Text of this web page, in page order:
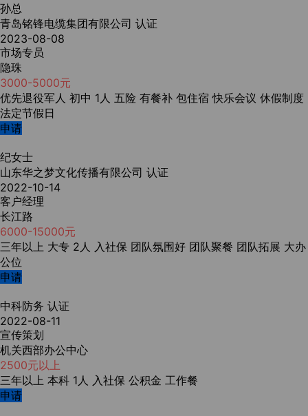
孙总
青岛铭锋电缆集团有限公司 认证
2023-08-08
市场专员
隐珠
3000-5000元
优先退役军人 初中 1人 五险 有餐补 包住宿 快乐会议 休假制度
法定节假日
申请
纪女士
山东华之梦文化传播有限公司 认证
2022-10-14
客户经理
长江路
6000-15000元
三年以上 大专 2人 入社保 团队氛围好 团队聚餐 团队拓展 大办
公位
申请
中科防务 认证
2022-08-11
宣传策划
机关西部办公中心
2500元以上
三年以上 本科 1人 入社保 公积金 工作餐
申请